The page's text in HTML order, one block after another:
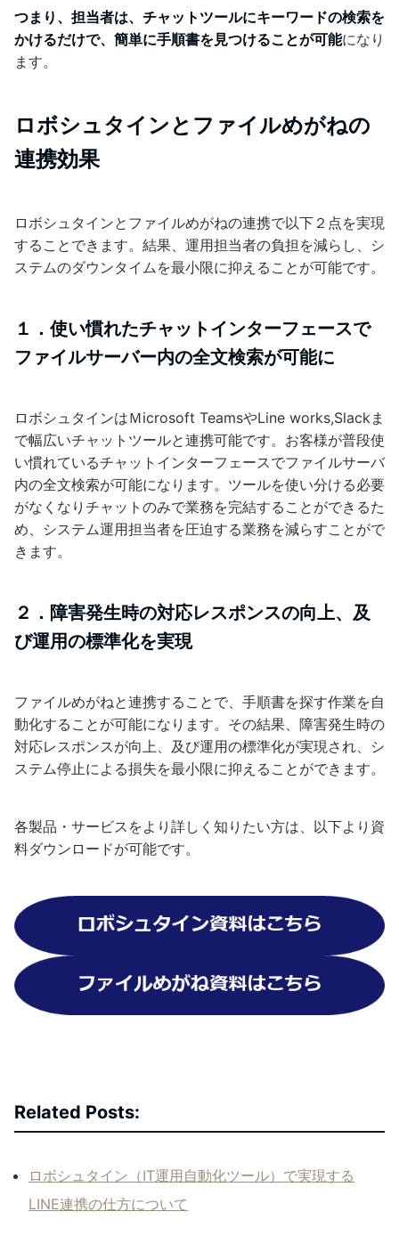
つまり、担当者は、チャットツールにキーワードの検索を
かけるだけで、簡単に手順書を見つけることが可能になり
ます。
ロボシュタインとファイルめがねの
連携効果
ロボシュタインとファイルめがねの連携で以下２点を実現
することできます。結果、運用担当者の負担を減らし、シ
ステムのダウンタイムを最小限に抑えることが可能です。
１．使い慣れたチャットインターフェースで
ファイルサーバー内の全文検索が可能に
ロボシュタインはＭicrosoft TeamsやLine works,Slackま
で幅広いチャットツールと連携可能です。お客様が普段使
い慣れているチャットインターフェースでファイルサーバ
内の全文検索が可能になります。ツールを使い分ける必要
がなくなりチャットのみで業務を完結することができるた
め、システム運用担当者を圧迫する業務を減らすことがで
きます。
２．障害発生時の対応レスポンスの向上、及
び運用の標準化を実現
ファイルめがねと連携することで、手順書を探す作業を自
動化することが可能になります。その結果、障害発生時の
対応レスポンスが向上、及び運用の標準化が実現され、シ
ステム停止による損失を最小限に抑えることができます。
各製品・サービスをより詳しく知りたい方は、以下より資
料ダウンロードが可能です。
Related Posts:
ロボシュタイン（IT運用自動化ツール）で実現する
LINE連携の仕方について